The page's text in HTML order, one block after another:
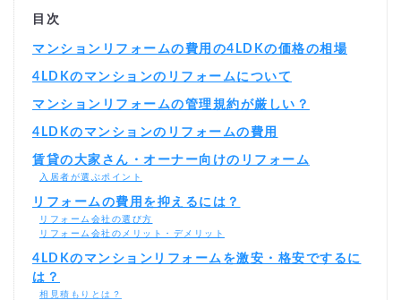
目次
マンションリフォームの費用の4LDKの価格の相場
4LDKのマンションのリフォームについて
マンションリフォームの管理規約が厳しい？
4LDKのマンションのリフォームの費用
賃貸の大家さん・オーナー向けのリフォーム
入居者が選ぶポイント
リフォームの費用を抑えるには？
リフォーム会社の選び方
リフォーム会社のメリット・デメリット
4LDKのマンションリフォームを激安・格安でするに
は？
相見積もりとは？